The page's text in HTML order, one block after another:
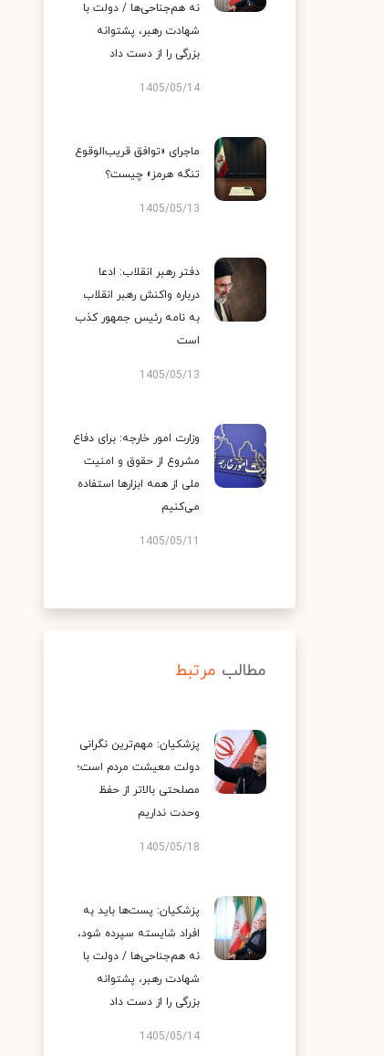
نه هم‌جناحی‌ها / دولت با
شهادت رهبر، پشتوانه
بزرگی را از دست داد
1405/05/14
ماجرای «توافق قریب‌الوقوع
تنگه هرمز» چیست؟
1405/05/13
دفتر رهبر انقلاب: ادعا
درباره واکنش رهبر انقلاب
به نامه رئیس جمهور کذب
است
1405/05/13
وزارت امور خارجه: برای دفاع
مشروع از حقوق و امنیت
ملی از همه ابزارها استفاده
می‌کنیم
1405/05/11
مطالب مرتبط
پزشکیان: مهم‌ترین نگرانی
دولت معیشت مردم است؛
مصلحتی بالاتر از حفظ
وحدت نداریم
1405/05/18
پزشکیان: پست‌ها باید به
افراد شایسته سپرده شود،
نه هم‌جناحی‌ها / دولت با
شهادت رهبر، پشتوانه
بزرگی را از دست داد
1405/05/14